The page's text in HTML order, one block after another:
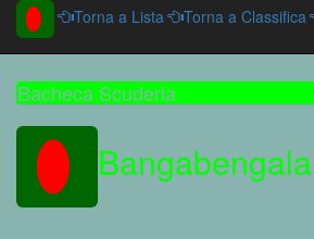
Torna a Lista Torna a Classifica
Bacheca Scuderia
Bangabengala